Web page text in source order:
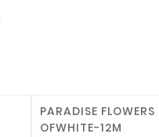
PARADISE FLOWERS
OFWHITE-12M